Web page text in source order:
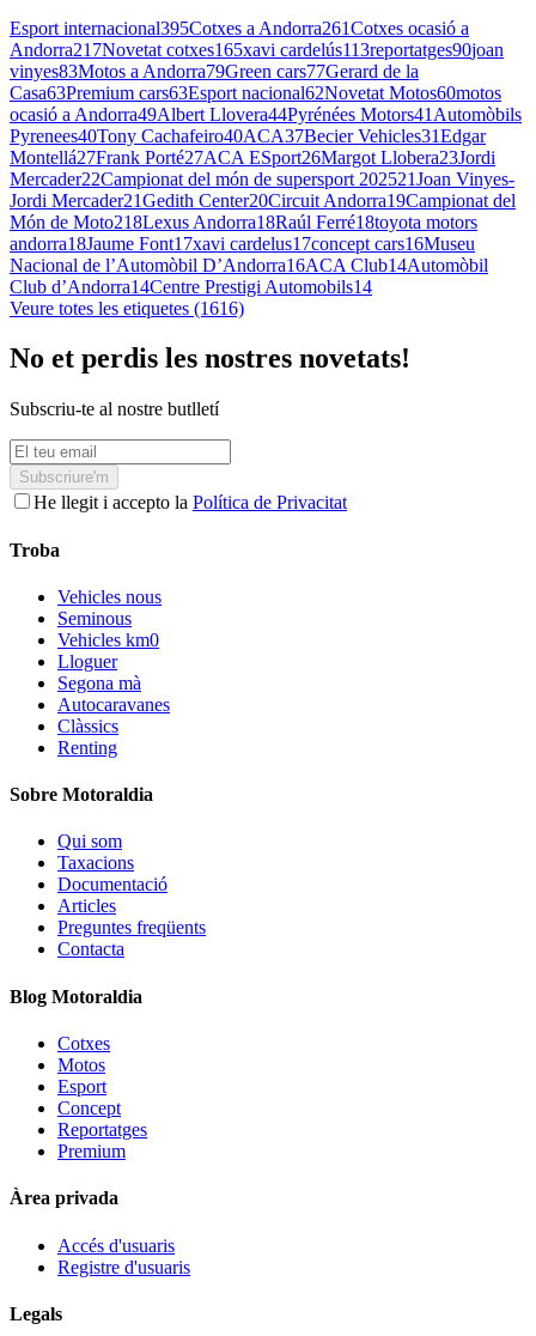
Esport internacional395Cotxes a Andorra261Cotxes ocasió a
Andorra217Novetat cotxes165xavi cardelús113reportatges90joan
vinyes83Motos a Andorra79Green cars77Gerard de la
Casa63Premium cars63Esport nacional62Novetat Motos60motos
ocasió a Andorra49Albert Llovera44Pyrénées Motors41 Automòbils
Pyrenees40Tony Cachafeiro40ACA37Becier Vehicles31Edgar
Montellá27Frank Porté27ACA ESport26Margot Llobera23Jordi
Mercader22Campionat del món de supersport 202521Joan Vinyes-
Jordi Mercader21Gedith Center20Circuit Andorra19Campionat del
Món de Moto218Lexus Andorra18Raúl Ferré18toyota motors
andorra18Jaume Font17xavi cardelus17concept cars16Museu
Nacional de l’Automòbil D’Andorra16ACA Club14Automòbil
Club d’Andorra14Centre Prestigi Automobils14
Veure totes les etiquetes (1616)
No et perdis les nostres novetats!
Subscriu-te al nostre butlletí
Subscriure'm
He llegit i accepto la Política de Privacitat
Troba
Vehicles nous
Seminous
Vehicles km0
Lloguer
Segona mà
Autocaravanes
Clàssics
Renting
Sobre Motoraldia
Qui som
Taxacions
Documentació
Articles
Preguntes freqüents
Contacta
Blog Motoraldia
Cotxes
Motos
Esport
Concept
Reportatges
Premium
Àrea privada
Accés d'usuaris
Registre d'usuaris
Legals